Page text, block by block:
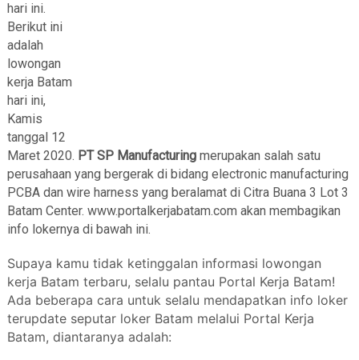
hari ini.
Berikut ini
adalah
lowongan
kerja Batam
hari ini,
Kamis
tanggal 12
Maret 2020. PT SP Manufacturingmerupakan salah satu
perusahaan yang bergerak di bidang electronic manufacturing
PCBA dan wire harness yang beralamat di Citra Buana 3 Lot 3
Batam Center. www.portalkerjabatam.com akan membagikan
info lokernya di bawah ini.
Supaya kamu tidak ketinggalan informasi lowongan
kerja Batam terbaru, selalu pantau Portal Kerja Batam!
Ada beberapa cara untuk selalu mendapatkan info loker
terupdate seputar loker Batam melalui Portal Kerja
Batam, diantaranya adalah: